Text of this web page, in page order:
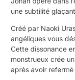
une subtilité
Créé par Naoki
angéliques vous
Cette dissonance
monstrueux crée
après avoir refermé